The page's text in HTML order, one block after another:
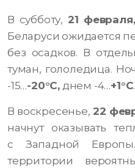
В субботу, 21
Беларуси ожидается
без осадков. В
туман, гололедица.
-15…-20°С, днем -4…+1°С.
В воскресенье, 22
начнут оказывать
с Западной
территории